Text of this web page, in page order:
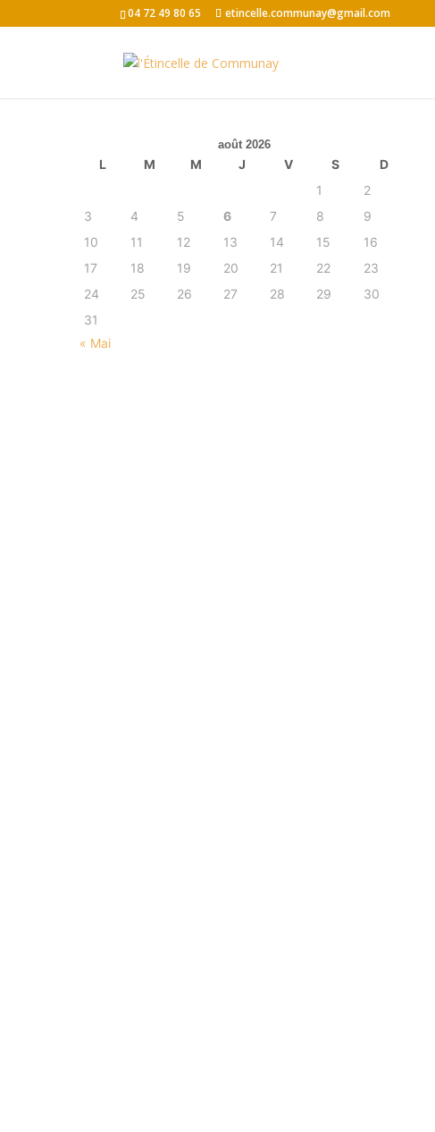
04 72 49 80 65 etincelle.communay@gmail.com
août 2026
L M M J V S
D
1
2
3
4 5 6 7 8
9
10
11 12 13 14 15
16
17
18 19 20 21 22
23
24
25 26 27 28 29
30
31
« Mai